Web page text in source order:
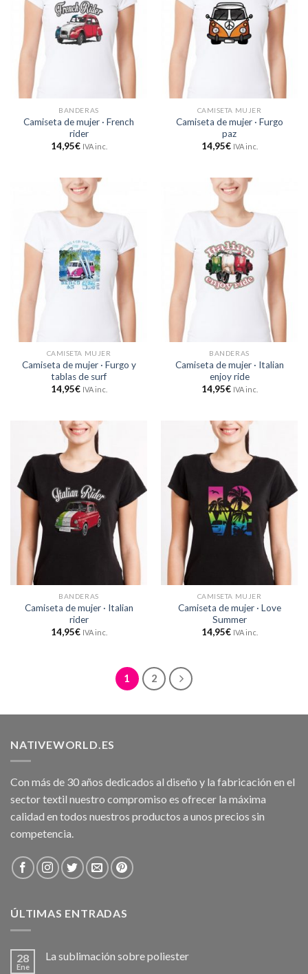
BANDERAS
Camiseta de mujer · French
rider
14,95€ IVA inc.
CAMISETA MUJER
Camiseta de mujer · Furgo
paz
14,95€ IVA inc.
CAMISETA MUJER
Camiseta de mujer · Furgo y
tablas de surf
14,95€ IVA inc.
BANDERAS
Camiseta de mujer · Italian
enjoy ride
14,95€ IVA inc.
BANDERAS
Camiseta de mujer · Italian
rider
14,95€ IVA inc.
CAMISETA MUJER
Camiseta de mujer · Love
Summer
14,95€ IVA inc.
1 2
NATIVEWORLD.ES
Con más de 30 años dedicados al diseño y la fabricación en el
sector textil nuestro compromiso es ofrecer la máxima
calidad en todos nuestros productos a unos precios sin
competencia.
ÚLTIMAS ENTRADAS
28
Ene
La sublimación sobre poliester